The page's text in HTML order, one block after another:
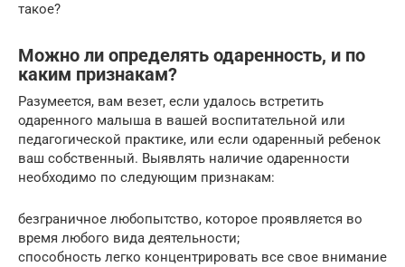
такое?
Можно ли определять одаренность, и по
каким признакам?
Разумеется, вам везет, если удалось встретить
одаренного малыша в вашей воспитательной или
педагогической практике, или если одаренный ребенок
ваш собственный. Выявлять наличие одаренности
необходимо по следующим признакам:
безграничное любопытство, которое проявляется во
время любого вида деятельности;
способность легко концентрировать все свое внимание